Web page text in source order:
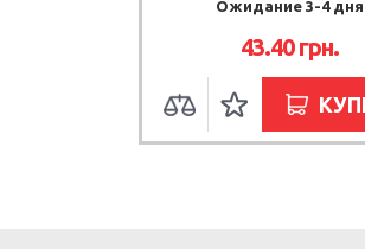
Ожидание 3-4 дня
43.40 грн.